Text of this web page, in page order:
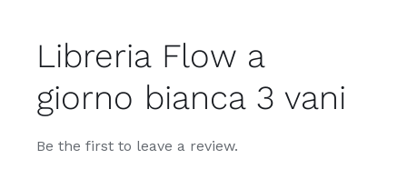
Libreria Flow a
giorno bianca 3 vani
Be the first to leave a review.